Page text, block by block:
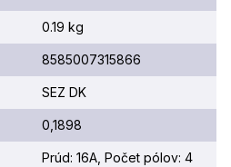
0.19 kg
8585007315866
SEZ DK
0,1898
Prúd: 16A, Počet pólov: 4